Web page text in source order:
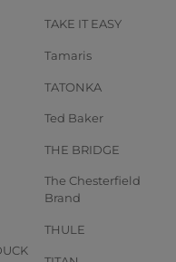
TAKE IT EASY
Tamaris
TATONKA
Ted Baker
THE BRIDGE
The Chesterfield
Brand
THULE